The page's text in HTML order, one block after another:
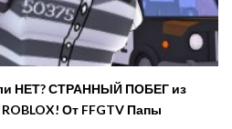
НЕТ? СТРАННЫЙ ПОБЕГ из
От FFGTV Папы